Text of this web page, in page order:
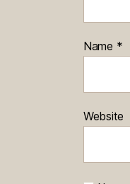
Name *
Website